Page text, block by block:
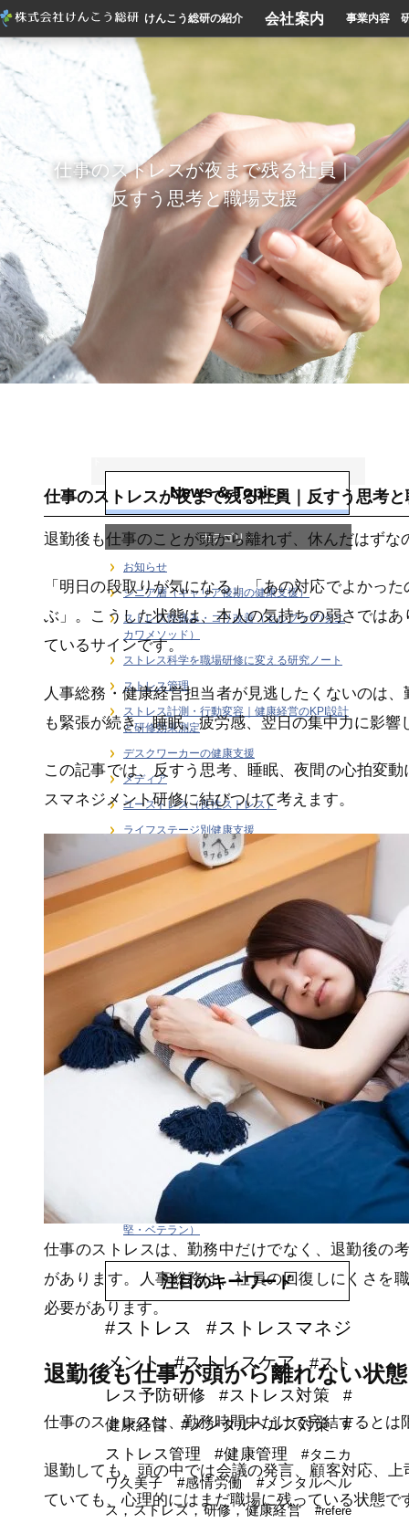
けんこう総研の紹介 会社案内 事業内容
仕事のストレスが夜まで残る社員｜
反すう思考と職場支援
仕事のストレスが夜まで残る社員｜反すう思考
退勤後も仕事のことが頭から離れず、休んだはず
「明日の段取りが気になる」「あの対応でよかっ
ぶ」。こうした状態は、本人の気持ちの弱さでは
ているサインです。
人事総務・健康経営担当者が見逃したくないのは
も緊張が続き、睡眠、疲労感、翌日の集中力に影響
この記事では、反すう思考、睡眠、夜間の心拍変
スマネジメント研修に結びつけて考えます。
仕事のストレスは、勤務中だけでなく、退勤後の
があります。人事総務は、社員の回復しにくさを
必要があります。
退勤後も仕事が頭から離れない状
仕事のストレスは、勤務時間中だけで完結するとは
退勤しても、頭の中では会議の発言、顧客対応、
ていても、心理的にはまだ職場に残っている状態で
News & Topics
カテゴリー
お知らせ
シニア層（キャリア後期の健康支援）
ストレス性痛み・コリ改善（セルフケア/タニ
カワメソッド）
ストレス科学を職場研修に変える研究ノート
ストレス管理
ストレス計測・行動変容｜健康経営のKPI設計
と研修効果測定
デスクワーカーの健康支援
メディア
ユーストレス（良性ストレス）
ライフステージ別健康支援
ラインケア・管理職支援
介護・福祉職の感情労働ストレス
健康経営戦略・KPI・エビデンス
労働安全衛生
在宅勤務者のストレス支援
大学研究連携・学術講演実績
女性従業員の健康支援
感情労働ストレス
月刊誌連載・専門寄稿
熱中症対策
研修・セミナー
職場訪問・現場分析
階層別ヘルスリテラシー（新人・若手・中
堅・ベテラン）
注目のキーワード
#ストレス
#ストレスマネジ
メント
#ストレスケア
#スト
レス予防研修
#ストレス対策
#
健康経営
#メンタルヘルス対策
#
ストレス管理
#健康管理
#タニカ
ワ久美子
#感情労働
#メンタルヘル
ス，ストレス，研修，健康経営
#refere